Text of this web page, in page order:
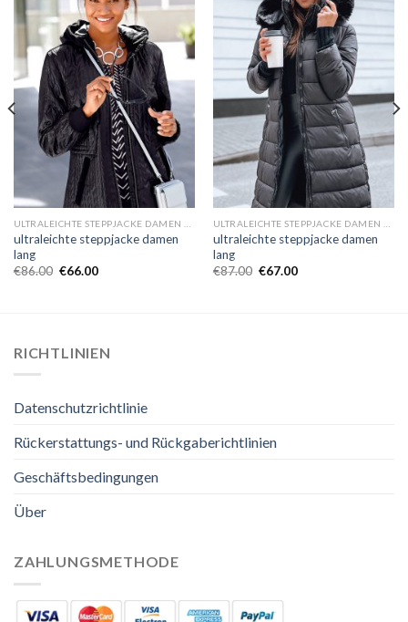
ultraleichte steppjacke damen
lang
€86.00 €66.00
ultraleichte steppjacke damen
lang
€87.00 €67.00
RICHTLINIEN
Datenschutzrichtlinie
Rückerstattungs- und Rückgaberichtlinien
Geschäftsbedingungen
Über
ZAHLUNGSMETHODE